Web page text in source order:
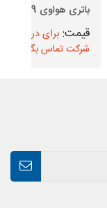
باتری هواوی P9
برای دریافت
شرکت تماس بگیرید